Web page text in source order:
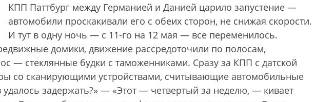
КПП Паттбург между Германией и Данией царило запустение —
автомобили проскакивали его с обеих сторон, не снижая скорости.
И тут в одну ночь — с 11-го на 12 мая — все переменилось.
домики, движение рассредоточили по полосам,
— стеклянные будки с таможенниками. Сразу за КПП с датской
со сканирующими устройствами, считывающие автомобильные
задержать?» — «Этот — четвертый за неделю, — кивает